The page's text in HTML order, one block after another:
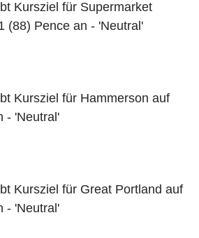
Kursziel für Supermarket
(88) Pence an - 'Neutral'
Kursziel für Hammerson auf
- 'Neutral'
Kursziel für Great Portland auf
- 'Neutral'